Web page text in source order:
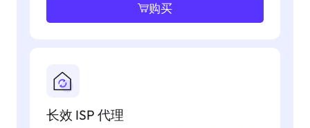
购买
长效 ISP 代理